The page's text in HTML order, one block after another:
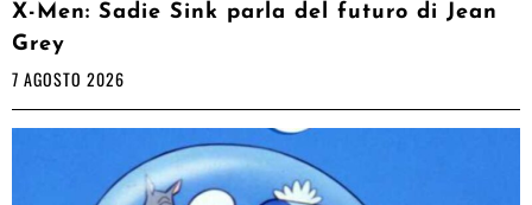
X-Men: Sadie Sink parla del futuro di Jean
Grey
7 AGOSTO 2026